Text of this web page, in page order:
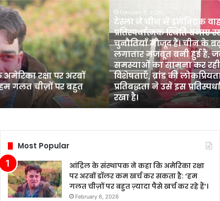
अरबों
बहुत
टेस्ला
ने
चीन
में
इलेक्ट्रिक
वाहन
बिक्री
में
प्रतिस्पर्धात्मक
स्थिति
रखी
हालांकि
उद्योग
में
कई
चुनौतियाँ
February 6, 2026
टेस्ला ने चीन में इलेक्ट्रिक वाहन (EV) बिक्री में
प्रतिस्पर्धात्मक स्थिति बनाए रखी है, हालांकि
चुनौतियाँ मौजूद हैं। चीन के बढ़ते बाजार में
लगातार मजबूत बनी हुई है, जबकि अन्य
समस्याओं का सामना कर रही हैं। टेस्ला की
विशेषताएँ, ब्रांड की लोकप्रियता और ग्राहकों के
प्रतिबद्धता ने उसे इस प्रतिस्पर्धात्मक माहौल
रखा है।
Most Popular
आंद्रिल के संस्थापक ने कहा कि अमेरिका रक्षा
पर अरबों डॉलर कम खर्च कर सकता है: ‘हम
गलत चीज़ों पर बहुत ज़्यादा पैसे खर्च कर रहे हैं’।
February 6, 2026